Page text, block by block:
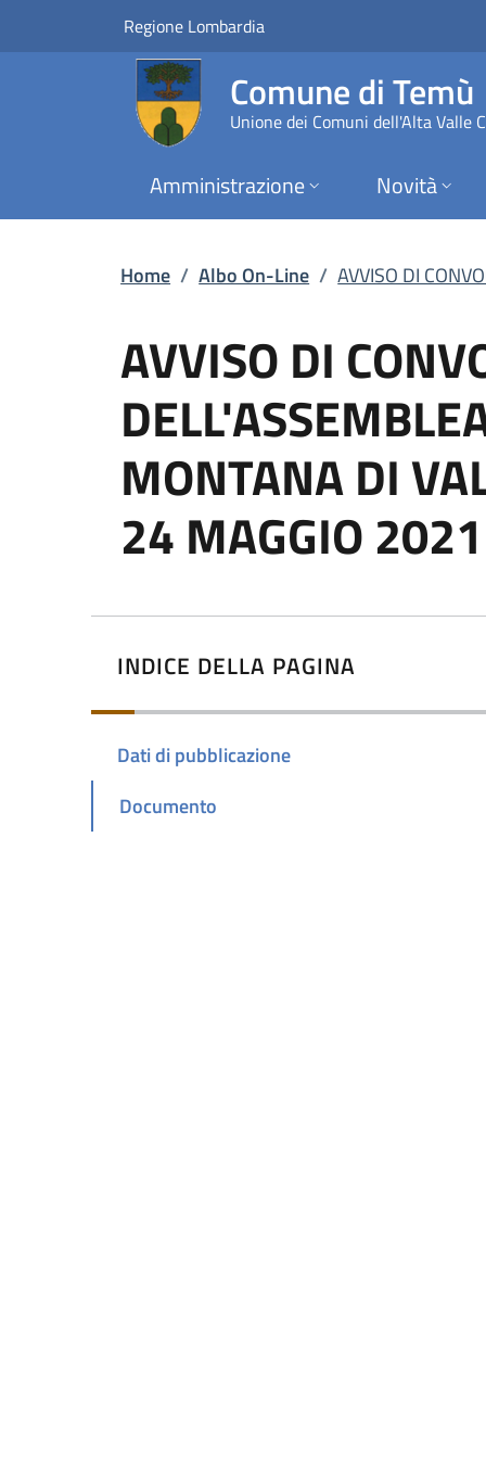
Vai al contenuto principale
AVVISO DI
Regione Lombardia
Comune di Temù
Unione dei Comuni dell'Alta Valle
Amministrazione Novità
Home / Albo On-Line / AVVISO DI
AVVISO DI
MONTANA DI
24 MAGGIO
INDICE DELLA PAGINA
Dati di pubblicazione
Documento